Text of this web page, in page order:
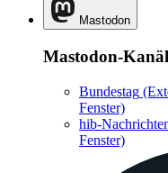
Mastodon
Mastodon-
Bundestag
Fenster)
hib-
Fenster)